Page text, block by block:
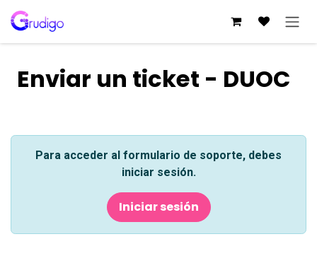
Ir al contenido
Enviar un ticket - DUOC
Para acceder al formulario de soporte, debes
iniciar sesión.
Iniciar sesión